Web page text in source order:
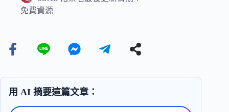
免費資源
用 AI 摘要這篇文章：